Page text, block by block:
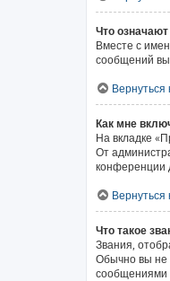
Что
Вместе с
сообщений вы
Вернуться
Как мне
На вкладке
От
конференции
Вернуться
Что такое
Звания,
Обычно вы не
сообщениями